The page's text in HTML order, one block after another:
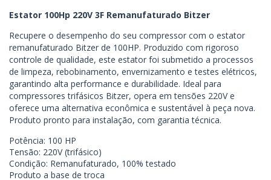
Estator 100Hp 220V 3F Remanufaturado Bitzer
Recupere o desempenho do seu compressor com o estator
remanufaturado Bitzer de 100HP. Produzido com rigoroso
controle de qualidade, este estator foi submetido a processos
de limpeza, rebobinamento, envernizamento e testes elétricos,
garantindo alta performance e durabilidade. Ideal para
compressores trifásicos Bitzer, opera em tensões 220V e
oferece uma alternativa econômica e sustentável à peça nova.
Produto pronto para instalação, com garantia técnica.
Potência: 100 HP
Tensão: 220V (trifásico)
Condição: Remanufaturado, 100% testado
Produto a base de troca